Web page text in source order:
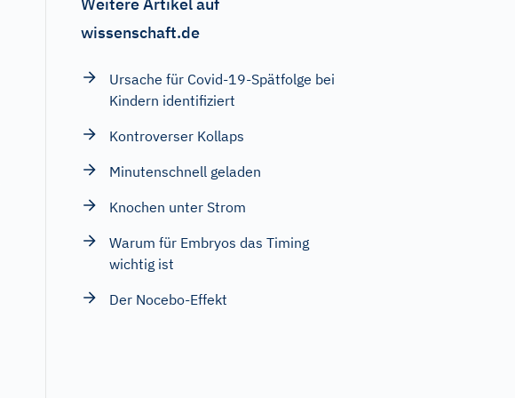
wissenschaft.de
Ursache für Covid-19-Spätfolge bei
Kindern identifiziert
Kontroverser Kollaps
Minutenschnell geladen
Knochen unter Strom
Warum für Embryos das Timing
wichtig ist
Der Nocebo-Effekt